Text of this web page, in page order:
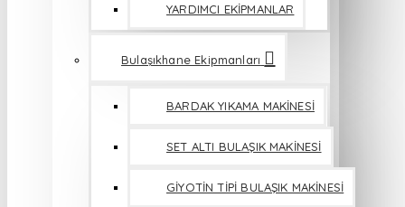
YARDIMCI EKİPMANLAR
Bulaşıkhane Ekipmanları
BARDAK YIKAMA MAKİNESİ
SET ALTI BULAŞIK MAKİNESİ
GİYOTİN TİPİ BULAŞIK MAKİNESİ